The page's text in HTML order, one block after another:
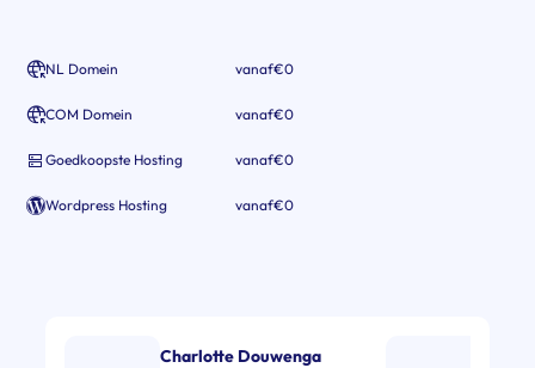
NL Domein vanaf€0
COM Domein vanaf€0
Goedkoopste Hosting vanaf€0
Wordpress Hosting vanaf€0
Charlotte Douwenga